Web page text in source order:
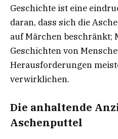
Geschichte ist eine
daran, dass sich die
auf Märchen beschränkt;
Geschichten von
Herausforderungen
verwirklichen.
Die anhaltende
Aschenputtel